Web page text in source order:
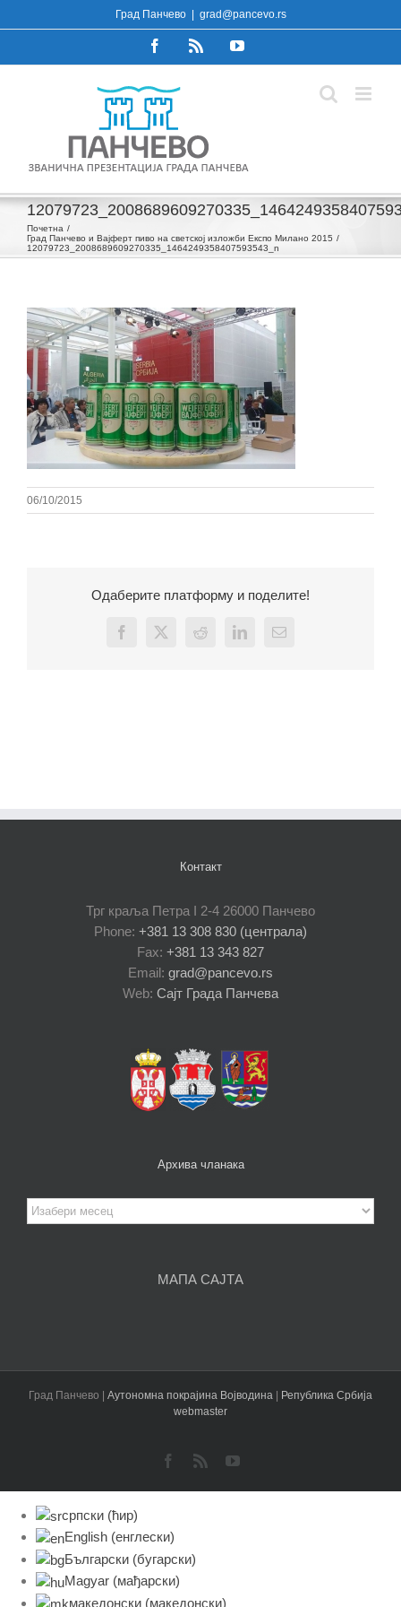
to
Град Панчево grad@pancevo.rs
FacebookRss YouTube
Почетна
Град Панчево и Вајферт пиво на светској изложби Експо Милано 2015
12079723_2008689609270335_1464249358407593543_n
06/10/2015
Одаберите платформу и поделите!
Facebook
X Reddit LinkedInEmail
Контакт
Трг краља Петра I 2-4 26000 Панчево
Phone: +381 13 308 830 (централа)
Fax: +381 13 343 827
Email: grad@pancevo.rs
Web: Сајт Града Панчева
Архива чланака
Архива
чланака
МАПА САЈТА
Град Панчево | Аутономна покрајина Војводина | Република Србија
webmaster
Facebook
Rss YouTube
српски (ћир)
English (енглески)
Български (бугарски)
Magyar (мађарски)
македонски (македонски)